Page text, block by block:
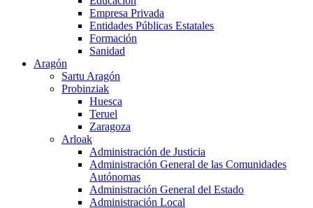
Empresa Privada
Entidades Públicas Estatales
Formación
Sanidad
Aragón
Sartu Aragón
Probinziak
Huesca
Teruel
Zaragoza
Arloak
Administración de Justicia
Administración General de las Comunidades
Autónomas
Administración General del Estado
Administración Local